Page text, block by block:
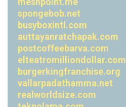
spongebob.net
busyboxintl.com
auttayanratchapak.com
postcoffeebarva.com
elteatromilliondollar.com
burgerkingfranchise.org
vallarpadathamma.net
realworldsize.com